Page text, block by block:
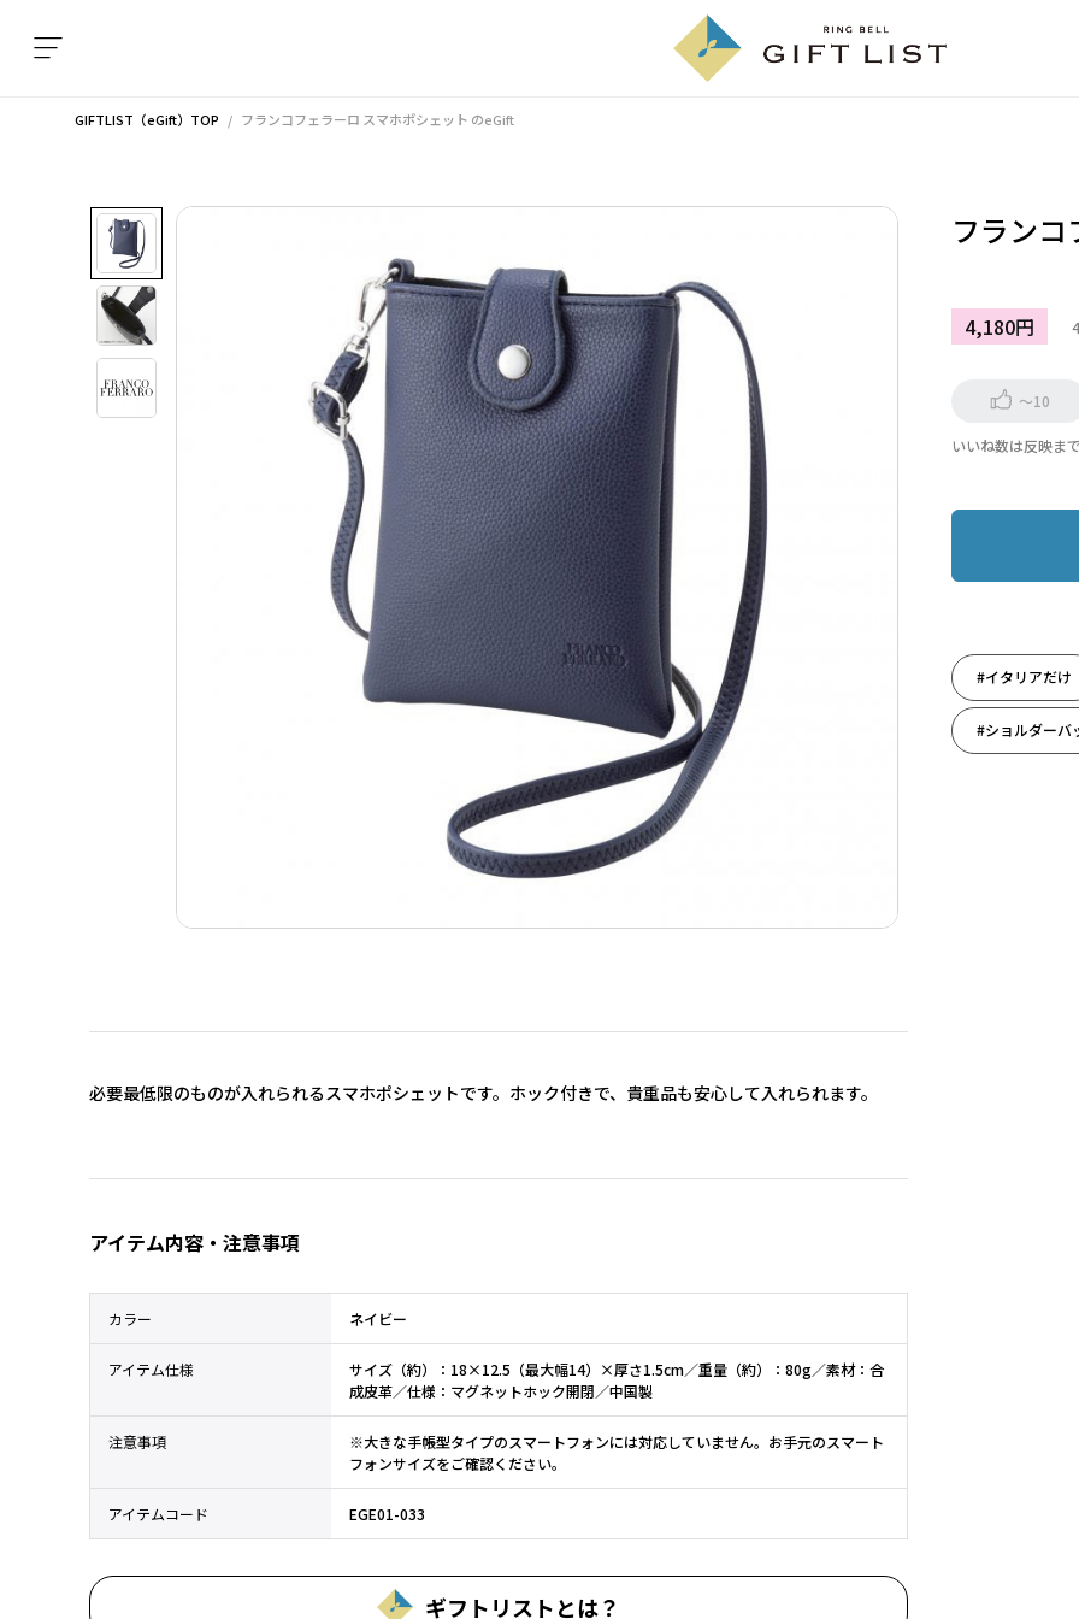
GIFTLIST（eGift）TOP フランコフェラーロ スマホポシェット のeGift
必要最低限のものが入れられるスマホポシェットです。ホック付きで、貴重品も安心して入れられます。
アイテム内容・注意事項
カラー ネイビー
アイテム仕様
サイズ（約）：18×12.5（最大幅14）×厚さ1.5cm／重量（約）：80g／素材：合
成皮革／仕様：マグネットホック開閉／中国製
注意事項
※大きな手帳型タイプのスマートフォンには対応していません。お手元のスマート
フォンサイズをご確認ください。
アイテムコード EGE01-033
ギフトリストとは？
フラン
4,180円
～10
いいね数は反映ま
#イタリアだけ
#ショルダーバ